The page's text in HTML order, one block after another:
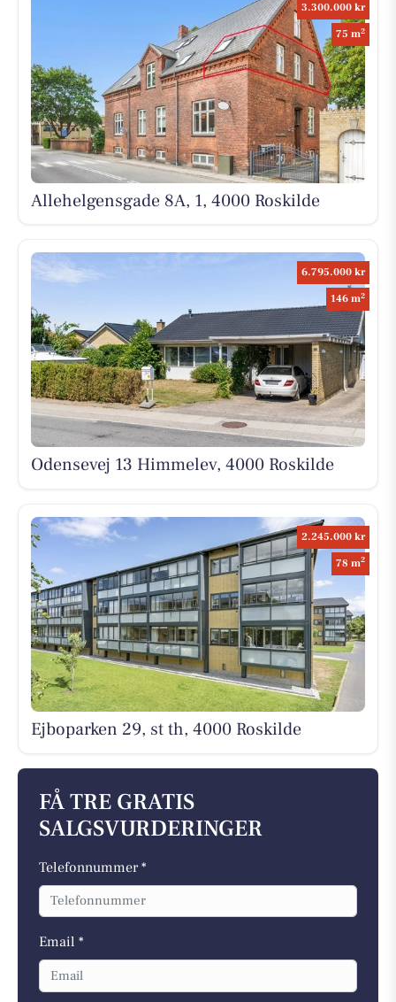
3.300.000 kr
75 m2
Allehelgensgade 8A, 1, 4000 Roskilde
6.795.000 kr
146 m2
Odensevej 13 Himmelev, 4000 Roskilde
2.245.000 kr
78 m2
Ejboparken 29, st th, 4000 Roskilde
FÅ TRE GRATIS
SALGSVURDERINGER
Telefonnummer *
Email *